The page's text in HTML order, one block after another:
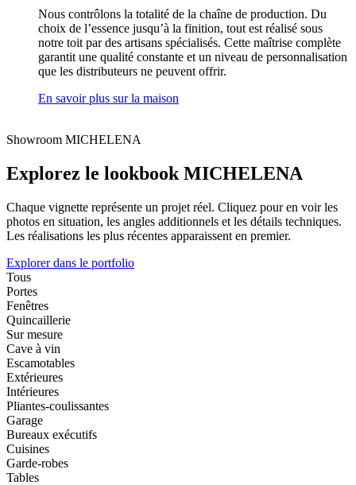
Nous contrôlons la totalité de la chaîne de production. Du
choix de l’essence jusqu’à la finition, tout est réalisé sous
notre toit par des artisans spécialisés. Cette maîtrise complète
garantit une qualité constante et un niveau de personnalisation
que les distributeurs ne peuvent offrir.
En savoir plus sur la maison
Showroom MICHELENA
Explorez le lookbook MICHELENA
Chaque vignette représente un projet réel. Cliquez pour en voir les
photos en situation, les angles additionnels et les détails techniques.
Les réalisations les plus récentes apparaissent en premier.
Explorer dans le portfolio
Tous
Portes
Fenêtres
Quincaillerie
Sur mesure
Cave à vin
Escamotables
Extérieures
Intérieures
Pliantes-coulissantes
Garage
Bureaux exécutifs
Cuisines
Garde-robes
Tables